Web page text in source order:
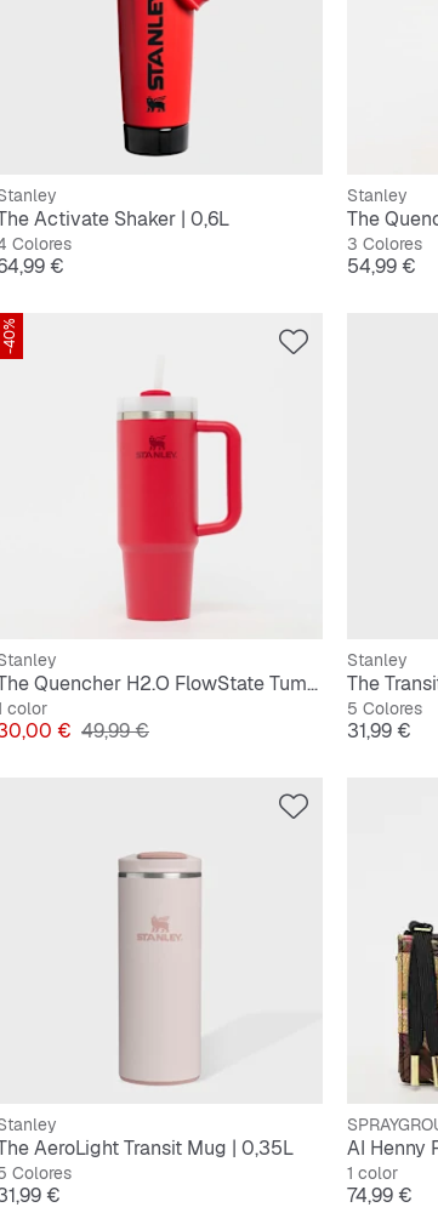
Activate Shaker | 0,6L
Colores
€
Stanley
3 Colores
Precio
54,99 €
-40%
The Quencher H2.O FlowState Tumbler 0,9L
color
€ Precio original
49,99 €
Stanley
The
5 Colores
Precio
31,99 €
AeroLight Transit Mug | 0,35L
Colores
€
AI Henny
1 color
Precio
74,99 €